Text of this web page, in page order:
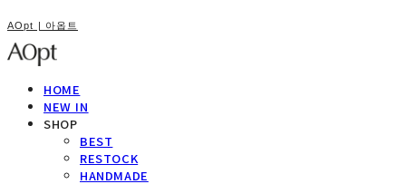
AOpt | 아옵트
HOME
NEW IN
SHOP
BEST
RESTOCK
HANDMADE